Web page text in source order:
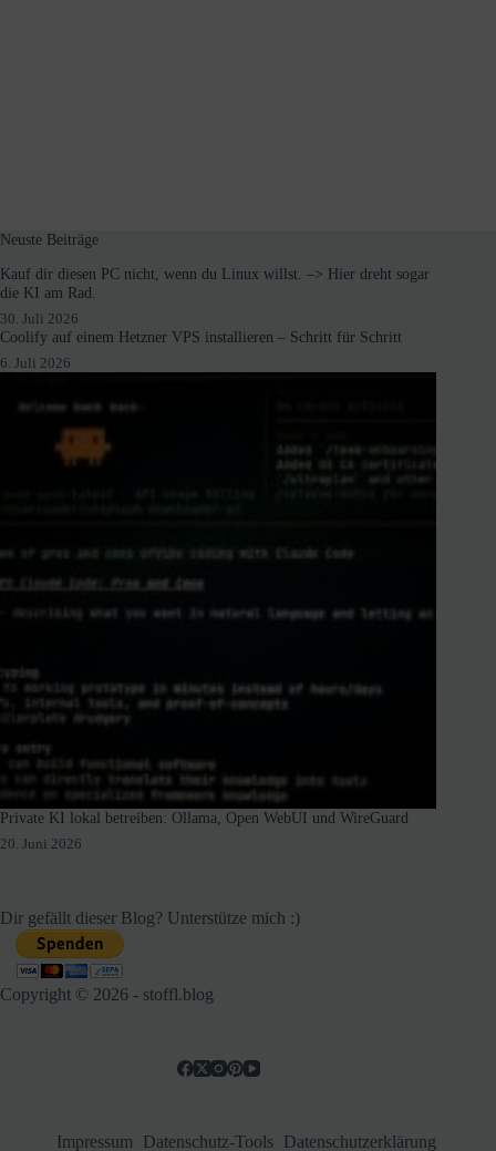
Neuste Beiträge
Kauf dir diesen PC nicht, wenn du Linux willst. –> Hier dreht sogar
die KI am Rad.
30. Juli 2026
Coolify auf einem Hetzner VPS installieren – Schritt für Schritt
6. Juli 2026
Private KI lokal betreiben: Ollama, Open WebUI und WireGuard
20. Juni 2026
Dir gefällt dieser Blog? Unterstütze mich :)
Copyright © 2026 - stoffl.blog
Impressum Datenschutz-Tools Datenschutzerklärung